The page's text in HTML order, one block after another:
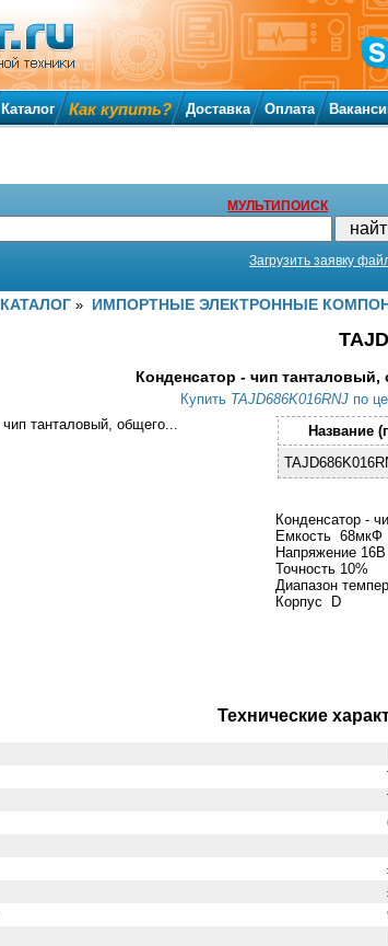
Конденсатор - чип
Купить TAJD686K016RNJ по
Название
Конденсатор -
Емкость 68мкФ
Напряжение 16В
Точность 10%
Диапазон
Корпус D
Технические
КАТАЛОГ» ИМПОРТНЫЕ ЭЛЕКТРОННЫЕ
Каталог Как купить? Доставка Оплата
МУЛЬТИПОИСК
Загрузить заявку